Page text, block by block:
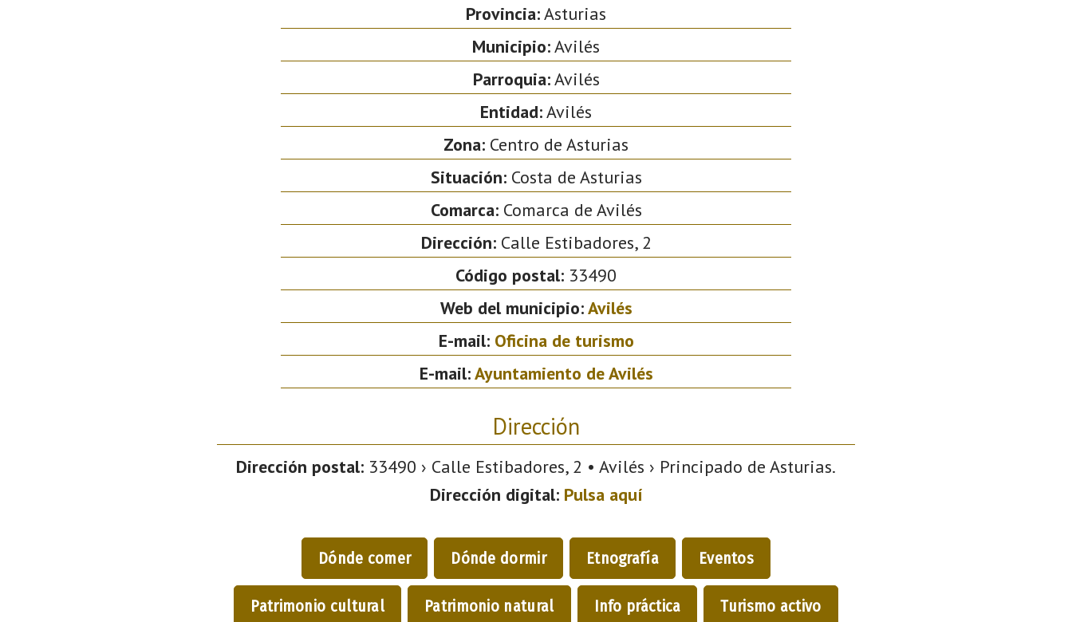
Provincia:Asturias
Municipio:Avilés
Parroquia:Avilés
Entidad:Avilés
Zona: Centro de Asturias
Situación:Costa de Asturias
Comarca:Comarca de Avilés
Dirección:Calle Estibadores, 2
Código postal: 33490
Web del municipio:Avilés
E-mail: Oficina de turismo
E-mail:Ayuntamiento de Avilés
Dirección
Dirección postal: 33490 › Calle Estibadores, 2 • Avilés › Principado de Asturias.
Dirección digital: Pulsa aquí
Dónde comer Dónde dormir Etnografía Eventos
Patrimonio cultural Patrimonio natural Info práctica Turismo activo